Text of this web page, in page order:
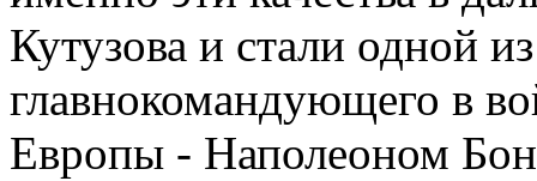
Кутузова и стали одной
главнокомандующего в
Европы - Наполеоном